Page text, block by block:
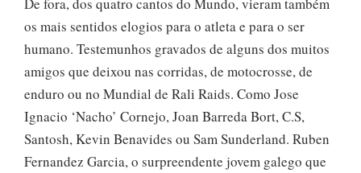
os mais sentidos elogios para o atleta e para o ser
humano. Testemunhos gravados de alguns dos muitos
amigos que deixou nas corridas, de motocrosse, de
enduro ou no Mundial de Rali Raids. Como Jose
Ignacio ‘Nacho’ Cornejo, Joan Barreda Bort, C.S,
Santosh, Kevin Benavides ou Sam Sunderland. Ruben
Fernandez Garcia, o surpreendente jovem galego que